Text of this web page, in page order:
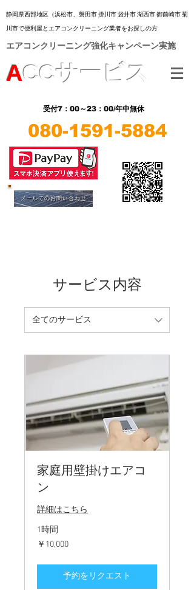
静岡県西部地区（浜松市、 磐田市 掛川市 袋井市 湖西市 御前崎市 菊
川市で便利屋とエアコンクリーニング業者をお探しの方
​エアコンクリーニング強化キャンペーン実施
ACCサービス
受付7：00～23：00/年中無休
080-1591-5884
メールでのお問い合わせ
​LINE
サービス内容
全てのサービス
家庭用壁掛けエアコ
ン
詳細はこちら
1時間
10,000
円
￥10,000
予約をリクエスト